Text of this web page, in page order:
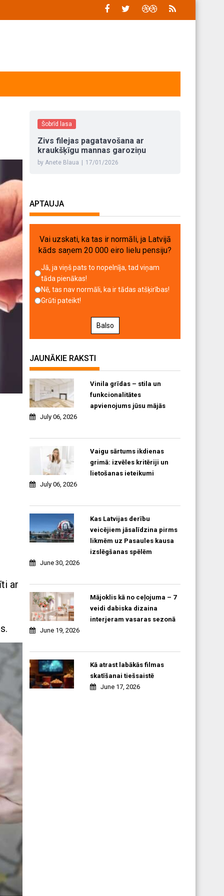
ar
Šobrīd lasa
Zivs filejas pagatavošana ar
kraukšķīgu mannas garoziņu
by Anete Blaua 17/01/2026
APTAUJA
Vai uzskati, ka tas ir normāli, ja Latvijā
kāds saņem 20 000 eiro lielu pensiju?
Jā, ja viņš pats to nopelnīja, tad viņam
tāda pienākas!
Nē, tas nav normāli, ka ir tādas atšķirības!
Grūti pateikt!
Balso
JAUNĀKIE RAKSTI
Vinila grīdas – stila un
funkcionalitātes
apvienojums jūsu mājās
July 06, 2026
Vaigu sārtums ikdienas
grimā: izvēles kritēriji un
lietošanas ieteikumi
July 06, 2026
Kas Latvijas derību
veicējiem jāsalīdzina pirms
likmēm uz Pasaules kausa
izslēgšanas spēlēm
June 30, 2026
Mājoklis kā no ceļojuma – 7
veidi dabiska dizaina
interjeram vasaras sezonā
June 19, 2026
Kā atrast labākās filmas
skatīšanai tiešsaistē
June 17, 2026